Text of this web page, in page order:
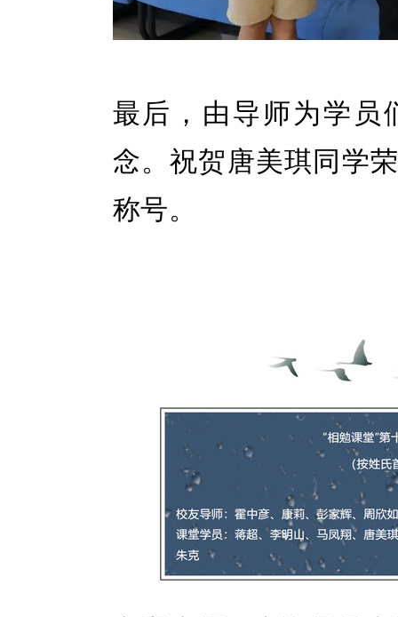
最后，由导师为学员
念。祝贺唐美琪同学
称号。